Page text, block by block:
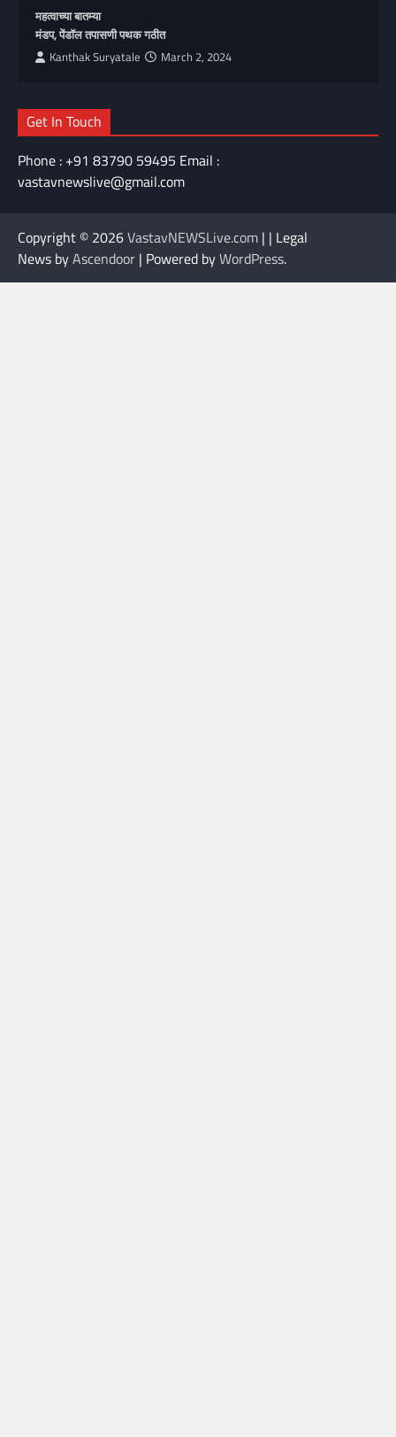
महत्वाच्या बातम्या
मंडप, पेंडॉल तपासणी पथक गठीत
Kanthak Suryatale March 2, 2024
Get In Touch
Phone : +91 83790 59495 Email :
vastavnewslive@gmail.com
Copyright © 2026VastavNEWSLive.com | | Legal
News byAscendoor | Powered byWordPress.